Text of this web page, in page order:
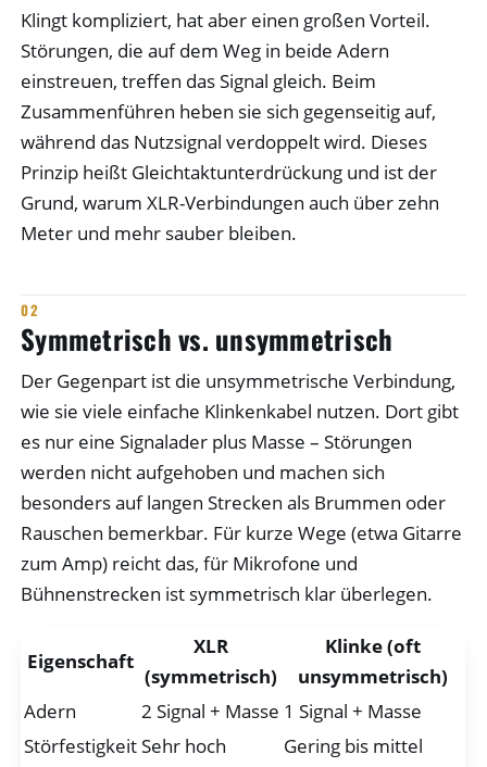
Klingt kompliziert, hat aber einen großen Vorteil.
Störungen, die auf dem Weg in beide Adern
einstreuen, treffen das Signal gleich. Beim
Zusammenführen heben sie sich gegenseitig auf,
während das Nutzsignal verdoppelt wird. Dieses
Prinzip heißt Gleichtaktunterdrückung und ist der
Grund, warum XLR-Verbindungen auch über zehn
Meter und mehr sauber bleiben.
Symmetrisch vs. unsymmetrisch
Der Gegenpart ist die unsymmetrische Verbindung,
wie sie viele einfache Klinkenkabel nutzen. Dort gibt
es nur eine Signalader plus Masse – Störungen
werden nicht aufgehoben und machen sich
besonders auf langen Strecken als Brummen oder
Rauschen bemerkbar. Für kurze Wege (etwa Gitarre
zum Amp) reicht das, für Mikrofone und
Bühnenstrecken ist symmetrisch klar überlegen.
Eigenschaft
XLR
(symmetrisch)
Klinke (oft
unsymmetrisch)
Adern
2 Signal + Masse 1 Signal + Masse
StörfestigkeitSehr hoch
Gering bis mittel